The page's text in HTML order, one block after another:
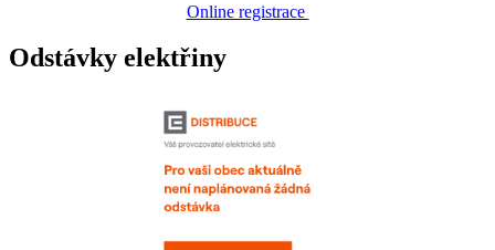
Online registrace
Odstávky elektřiny